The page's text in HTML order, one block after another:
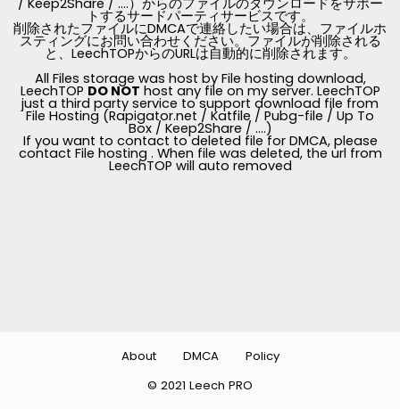
/ Keep2Share / ....）からのファイルのダウンロードをサポー
トするサードパーティサービスです。
削除されたファイルにDMCAで連絡したい場合は、ファイルホ
スティングにお問い合わせください。ファイルが削除される
と、LeechTOPからのURLは自動的に削除されます。
All Files storage was host by File hosting download,
LeechTOP DO NOT host any file on my server. LeechTOP
just a third party service to support download file from
File Hosting (Rapigator.net / Katfile / Pubg-file / Up To
Box / Keep2Share / ....)
If you want to contact to deleted file for DMCA, please
contact File hosting . When file was deleted, the url from
LeechTOP will auto removed
© 2021 Leech PRO
About DMCA Policy